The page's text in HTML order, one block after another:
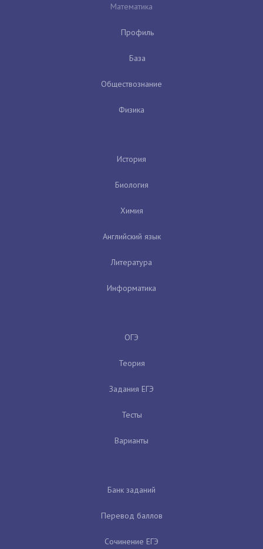
Математика
Профиль
База
Обществознание
Физика
История
Биология
Химия
Английский язык
Литература
Информатика
ОГЭ
Теория
Задания ЕГЭ
Тесты
Варианты
Банк заданий
Перевод баллов
Сочинение ЕГЭ